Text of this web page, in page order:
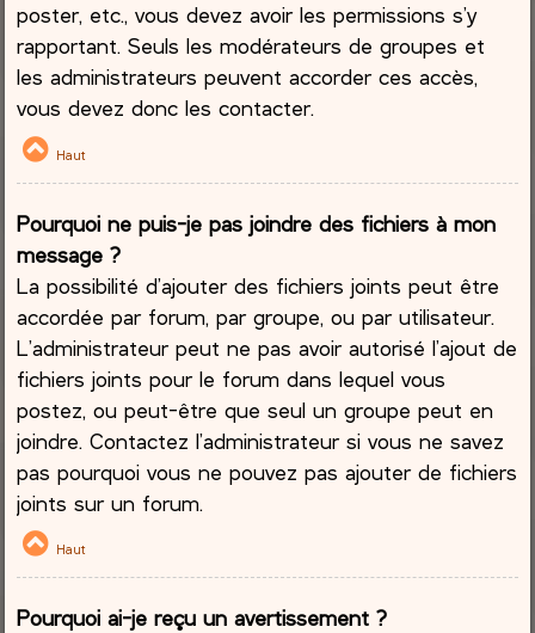
poster, etc., vous devez avoir les permissions s’y
rapportant. Seuls les modérateurs de groupes et
les administrateurs peuvent accorder ces accès,
vous devez donc les contacter.
Haut
Pourquoi ne puis-je pas joindre des fichiers à mon
message ?
La possibilité d’ajouter des fichiers joints peut être
accordée par forum, par groupe, ou par utilisateur.
L’administrateur peut ne pas avoir autorisé l’ajout de
fichiers joints pour le forum dans lequel vous
postez, ou peut-être que seul un groupe peut en
joindre. Contactez l’administrateur si vous ne savez
pas pourquoi vous ne pouvez pas ajouter de fichiers
joints sur un forum.
Haut
Pourquoi ai-je reçu un avertissement ?